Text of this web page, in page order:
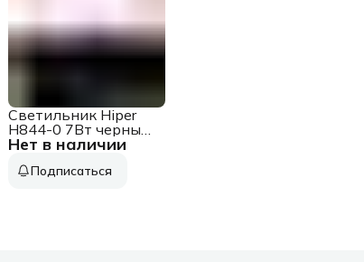
Нет в наличии
Светильник Hiper
H844-0 7Вт черный/
прозрач.
Подписаться